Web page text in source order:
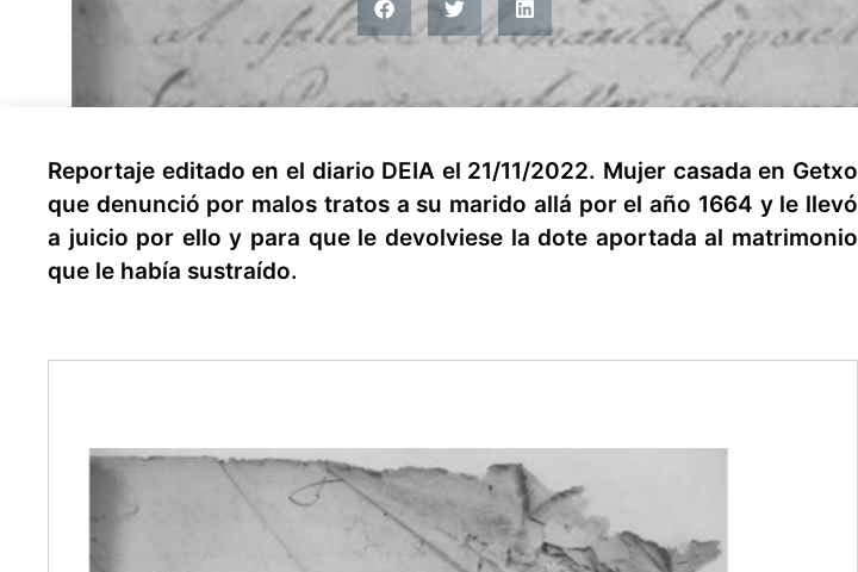
Reportaje editado en el diario DEIA el 21/11/2022. Mujer casada en Getxo
que denunció por malos tratos a su marido allá por el año 1664 y le llevó
a juicio por ello y para que le devolviese la dote aportada al matrimonio
que le había sustraído.